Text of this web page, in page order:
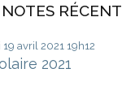
NOTES
19 avril 2021 19h12
2021